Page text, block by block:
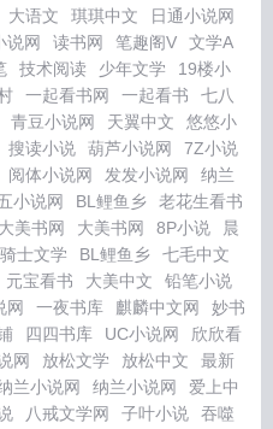
大语文 琪琪中文
日通小说网
说网 读书网 笔趣阁V
文学A
技术阅读 少年文学
19楼小
一起看书网 一起看书
七八
青豆小说网 天翼中文
悠悠小
搜读小说 葫芦小说网
7Z小说
阅体小说网 发发小说网
纳兰
小说网 BL鲤鱼乡
老花生看书
大美书网 大美书网 8P小说
晨
骑士文学 BL鲤鱼乡
七毛中文
元宝看书 大美中文
铅笔小说
网 一夜书库 麒麟中文网
妙书
四四书库 UC小说网
欣欣看
网 放松文学 放松中文
最新
兰小说网 纳兰小说网
爱上中
八戒文学网 子叶小说
吞噬